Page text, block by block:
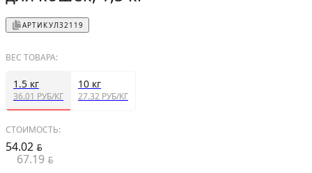
АРТИКУЛ32119
ВЕС ТОВАРА:
1.5 кг
36.01 РУБ/КГ
10 кг
27.32 РУБ/КГ
СТОИМОСТЬ:
54.02 BYN
67.19 BYN